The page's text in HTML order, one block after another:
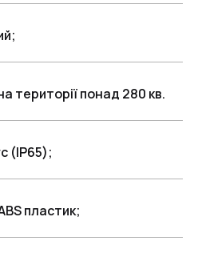
території понад 280 кв.
(IP65);
пластик;